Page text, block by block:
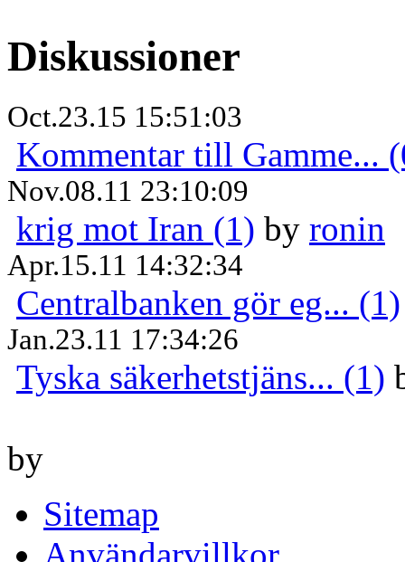
Diskussioner
Oct.23.15 15:51:03
Kommentar till Gamme...
Nov.08.11 23:10:09
krig mot Iran (1) by ronin
Apr.15.11 14:32:34
Centralbanken gör eg... (1)
Jan.23.11 17:34:26
Tyska säkerhetstjäns... (1)
by
Sitemap
Användarvillkor